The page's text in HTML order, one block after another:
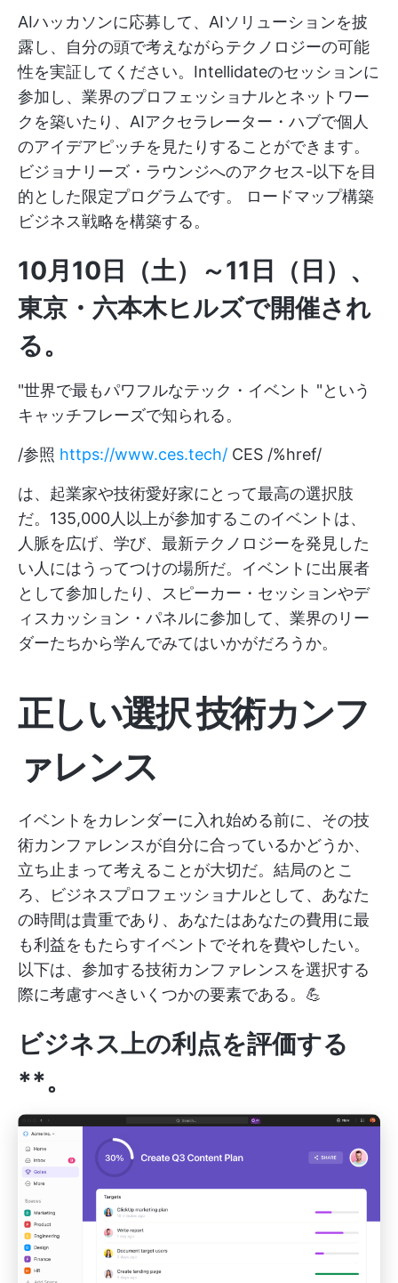
AIハッカソンに応募して、AIソリューションを披
露し、自分の頭で考えながらテクノロジーの可能
性を実証してください。Intellidateのセッションに
参加し、業界のプロフェッショナルとネットワー
クを築いたり、AIアクセラレーター・ハブで個人
のアイデアピッチを見たりすることができます。
ビジョナリーズ・ラウンジへのアクセス-以下を目
的とした限定プログラムです。
ロードマップ構築
ビジネス戦略を構築する。
10月10日（土）～11日（日）、
東京・六本木ヒルズで開催され
る。
"世界で最もパワフルなテック・イベント "という
キャッチフレーズで知られる。
/参照 https://www.ces.tech/ CES /%href/
は、起業家や技術愛好家にとって最高の選択肢
だ。135,000人以上が参加するこのイベントは、
人脈を広げ、学び、最新テクノロジーを発見した
い人にはうってつけの場所だ。イベントに出展者
として参加したり、スピーカー・セッションやデ
ィスカッション・パネルに参加して、業界のリー
ダーたちから学んでみてはいかがだろうか。
正しい選択技術カンフ
ァレンス
イベントをカレンダーに入れ始める前に、その技
術カンファレンスが自分に合っているかどうか、
立ち止まって考えることが大切だ。結局のとこ
ろ、ビジネスプロフェッショナルとして、あなた
の時間は貴重であり、あなたはあなたの費用に最
も利益をもたらすイベントでそれを費やしたい。
以下は、参加する技術カンファレンスを選択する
際に考慮すべきいくつかの要素である。💪
ビジネス上の利点を評価する
**。